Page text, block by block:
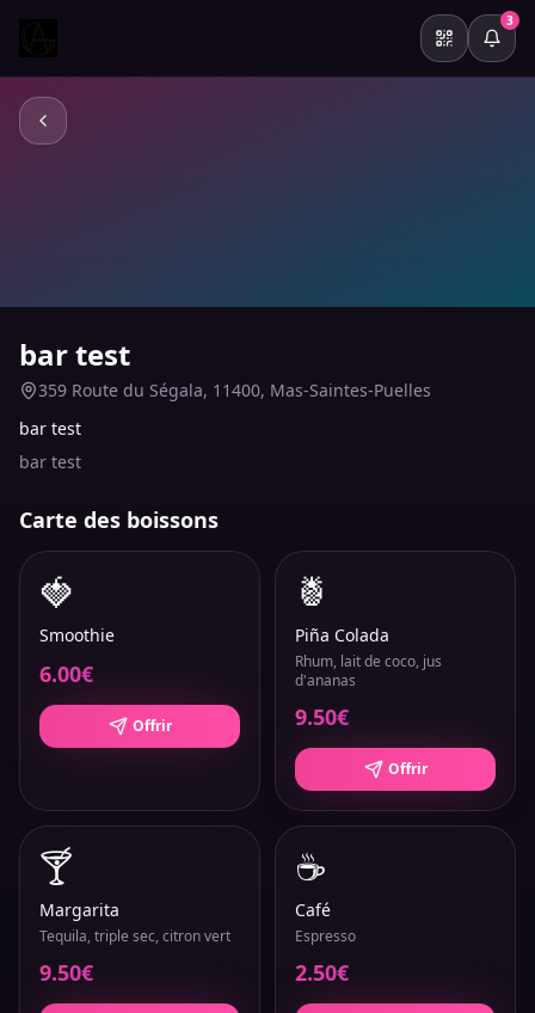
3
bar test
359 Route du Ségala, 11400, Mas-Saintes-Puelles
bar test
bar test
Carte des boissons
🍓
Smoothie
6.00€
Offrir
🍍
Piña Colada
Rhum, lait de coco, jus
d'ananas
9.50€
Offrir
🍸
Margarita
Tequila, triple sec, citron vert
9.50€
☕
Café
Espresso
2.50€